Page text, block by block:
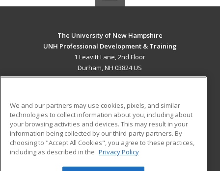
The University of New Hampshire
UNH Professional Development & Training
1 Leavitt Lane, 2nd Floor
Durham, NH 03824 US
ADDITIONAL RESOURCES
Military
Financial Assistance
Help
Student Blog
We and our partners may use cookies, pixels, and similar
technologies to collect information about you, including about
your browsing activities and devices. This may result in your
information being collected by our third-party partners. By
choosing to "Accept All Cookies", you agree to these practices,
including as described in the Privacy Policy